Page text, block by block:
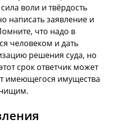
воли и твёрдость
написать заявление и
что надо в
человеком и дать
решения суда, но
срок ответчик может
имеющегося имущества
нищим.